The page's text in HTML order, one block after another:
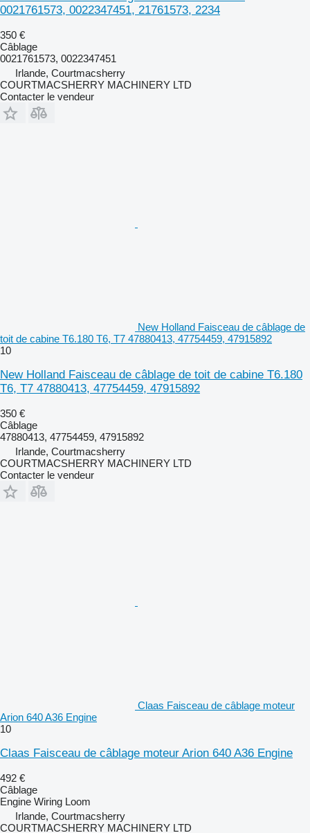
0021761573, 0022347451, 21761573, 2234
350 €
Câblage
0021761573, 0022347451
Irlande, Courtmacsherry
COURTMACSHERRY MACHINERY LTD
Contacter le vendeur
New Holland Faisceau de câblage de
toit de cabine T6.180 T6, T7 47880413, 47754459, 47915892
10
New Holland Faisceau de câblage de toit de cabine T6.180
T6, T7 47880413, 47754459, 47915892
350 €
Câblage
47880413, 47754459, 47915892
Irlande, Courtmacsherry
COURTMACSHERRY MACHINERY LTD
Contacter le vendeur
Claas Faisceau de câblage moteur
Arion 640 A36 Engine
10
Claas Faisceau de câblage moteur Arion 640 A36 Engine
492 €
Câblage
Engine Wiring Loom
Irlande, Courtmacsherry
COURTMACSHERRY MACHINERY LTD